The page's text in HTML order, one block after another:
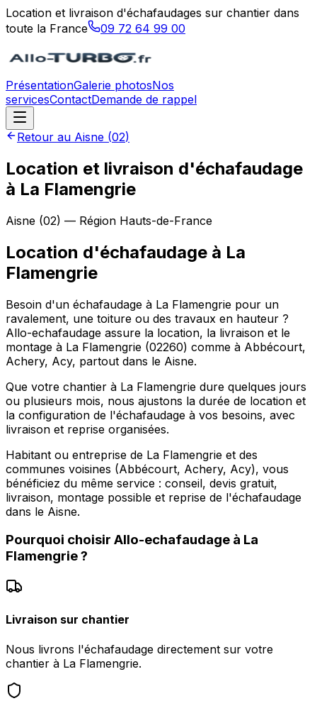
Location et livraison d'échafaudages sur chantier dans
toute la France
09 72 64 99 00
PrésentationGalerie photosNos
servicesContactDemande de rappel
Retour au Aisne (02)
Location et livraison d'échafaudage
à La Flamengrie
Aisne (02) — Région Hauts-de-France
Location d'échafaudage à La
Flamengrie
Besoin d'un échafaudage à La Flamengrie pour un
ravalement, une toiture ou des travaux en hauteur ?
Allo-echafaudage assure la location, la livraison et le
montage à La Flamengrie (02260) comme à Abbécourt,
Achery, Acy, partout dans le Aisne.
Que votre chantier à La Flamengrie dure quelques jours
ou plusieurs mois, nous ajustons la durée de location et
la configuration de l'échafaudage à vos besoins, avec
livraison et reprise organisées.
Habitant ou entreprise de La Flamengrie et des
communes voisines (Abbécourt, Achery, Acy), vous
bénéficiez du même service : conseil, devis gratuit,
livraison, montage possible et reprise de l'échafaudage
dans le Aisne.
Pourquoi choisir Allo-echafaudage à La
Flamengrie?
Livraison sur chantier
Nous livrons l'échafaudage directement sur votre
chantier à La Flamengrie.